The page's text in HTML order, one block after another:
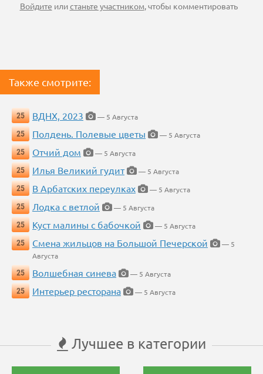
Войдите илистаньте участником, чтобы комментировать
Также смотрите:
25 ВДНХ, 2023
— 5 Августа
25
Полдень. Полевые цветы
— 5 Августа
25
Отчий дом
— 5 Августа
25
Илья Великий гудит
— 5 Августа
25
В Арбатских переулках
— 5 Августа
25
Лодка с ветлой
— 5 Августа
25
Куст малины с бабочкой
— 5 Августа
25
Смена жильцов на Большой Печерской
— 5
Августа
25
Волшебная синева
— 5 Августа
25
Интерьер ресторана — 5 Августа
Лучшее в категории